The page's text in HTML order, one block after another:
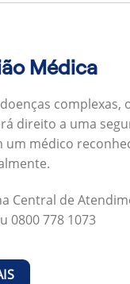
Médica
complexas,
direito a uma
um médico
Central de
0800 778 1073